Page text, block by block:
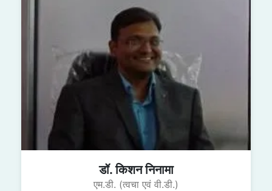
डॉ. किशन निनामा
एम.डी. (त्वचा एवं वी.डी.)